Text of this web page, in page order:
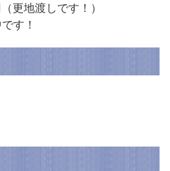
更地渡しです！）
す！